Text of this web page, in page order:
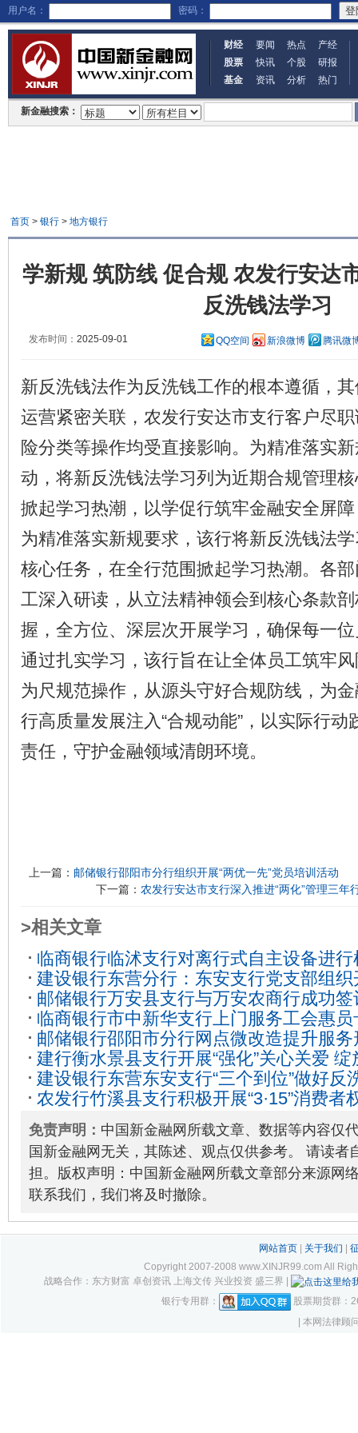
用户名： 密码：
财经 要闻 热点
产经
股票
快讯 个股
研报
基金
资讯 分析 热门
新金融搜索：
首页> 银行> 地方银行
学新规 筑防线 促合规 农发行安达
反洗钱法学习
发布时间： 2025-09-01 QQ空间 新浪微博 腾讯微
新反洗钱法作为反洗钱工作的根本遵循，
运营紧密关联，农发行安达市支行客户尽
险分类等操作均受直接影响。为精准落实
动，将新反洗钱法学习列为近期合规管理
掀起学习热潮，以学促行筑牢金融安全屏
为精准落实新规要求，该行将新反洗钱法
核心任务，在全行范围掀起学习热潮。各
工深入研读，从立法精神领会到核心条款
握，全方位、深层次开展学习，确保每一
通过扎实学习，该行旨在让全体员工筑牢
为尺规范操作，从源头守好合规防线，为
行高质量发展注入“合规动能”，以实际行
责任，守护金融领域清朗环境。
上一篇： 邮储银行邵阳市分行组织开展“两优一先”党员培训活动
下一篇： 农发行安达市支行深入推进“两化”管理三年
>相关文章
临商银行临沭支行对离行式自主设备进行
建设银行东营分行：东安支行党支部组织
教育”主题党日活动2023-10-31
邮储银行万安县支行与万安农商行成功签
作平台协议 2023-07-26
临商银行市中新华支行上门服务工会惠员
邮储银行邵阳市分行网点微改造提升服务
建行衡水景县支行开展“强化”关心关爱 绽
动”2023-03-09
建设银行东营东安支行“三个到位”做好反
农发行竹溪县支行积极开展“3·15”消费者
03-20
免责声明： 中国新金融网所载文章、数据等内容仅
国新金融网无关，其陈述、观点仅供参考。 请读者
担。版权声明：中国新金融网所载文章部分来源网
联系我们，我们将及时撤除。
网站首页| 关于我们
Copyright 2007-2008 www.XINJR99.com All
战略合作：东方财富 卓创资讯 上海文传 兴业投资 盛三界 |
银行专用群：
股票期货群：
| 本网法律顾